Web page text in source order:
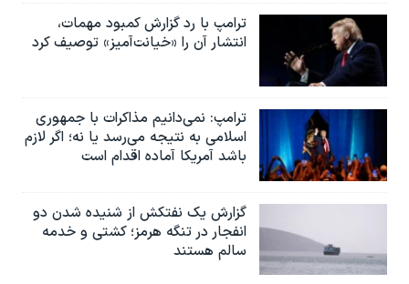
ترامپ با رد گزارش کمبود مهمات،
انتشار آن را «خیانت‌آمیز» توصیف کرد
ترامپ: نمی‌دانیم مذاکرات با جمهوری
اسلامی به نتیجه می‌رسد یا نه؛ اگر لازم
باشد آمریکا آماده اقدام است
گزارش یک نفتکش از شنیده شدن دو
انفجار در تنگه هرمز؛ کشتی و خدمه
سالم هستند